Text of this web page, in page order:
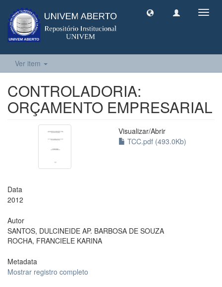
Ver item
CONTROLADORIA:
ORÇAMENTO EMPRESARIAL
Visualizar/Abrir
TCC.pdf (493.0Kb)
Data
2012
Autor
SANTOS, DULCINEIDE AP. BARBOSA DE SOUZA
ROCHA, FRANCIELE KARINA
Metadata
Mostrar registro completo